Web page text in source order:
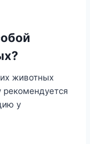
животных
рекомендуется
у